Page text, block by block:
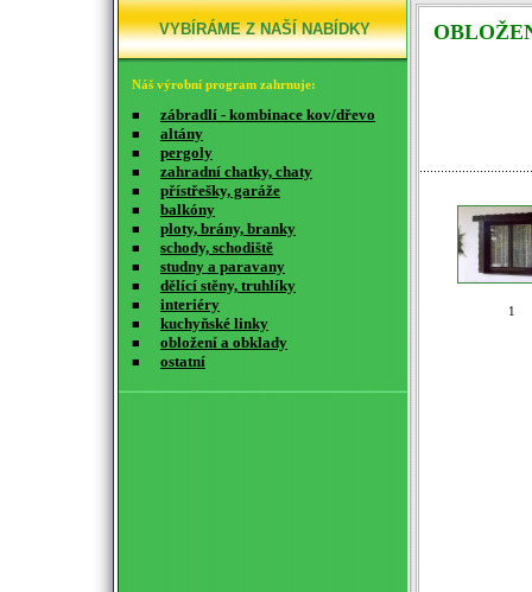
VYBÍRÁME Z NAŠÍ NABÍDKY
Náš výrobní program zahrnuje:
■ zábradlí - kombinace kov/dřevo
■ altány
■ pergoly
■ zahradní chatky, chaty
■ přístřešky, garáže
■ balkóny
■ ploty, brány, branky
■ schody, schodiště
■ studny a paravany
■ dělící stěny, truhlíky
■ interiéry
■ kuchyňské linky
■ obložení a obklady
■ ostatní
1